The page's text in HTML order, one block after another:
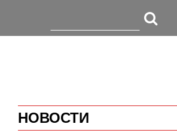
НОВОСТИ